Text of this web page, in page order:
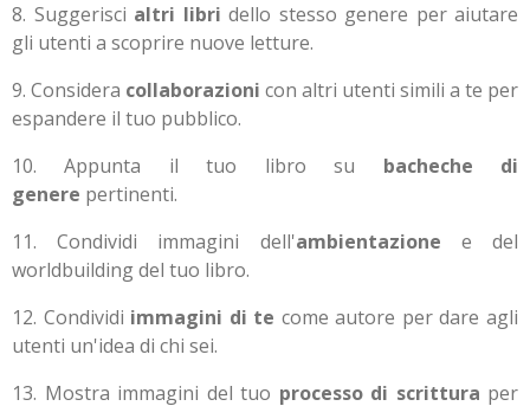
8. Suggerisci altri libri dello stesso genere per aiutare
gli utenti a scoprire nuove letture.
9. Considera collaborazioni con altri utenti simili a te per
espandere il tuo pubblico.
10.Appunta il tuo libro su bacheche di
genere pertinenti.
11.Condividi immagini dell'ambientazione e del
worldbuilding del tuo libro.
12. Condividi immagini di te come autore per dare agli
utenti un'idea di chi sei.
13. Mostra immagini del tuo processo di scrittura per